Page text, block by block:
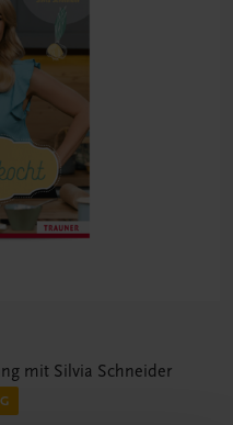
mit Silvia Schneider